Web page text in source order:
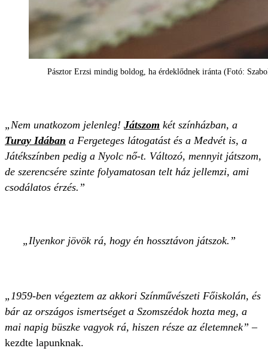
Pásztor Erzsi mindig boldog, ha érdeklődnek iránta (Fotó:
„Nem unatkozom jelenleg! Játszom két színházban, a
Turay Idában a Fergeteges látogatást és a Medvét is, a
Játékszínben pedig a Nyolc nő-t. Változó, mennyit játszom,
de szerencsére szinte folyamatosan telt ház jellemzi, ami
csodálatos érzés.”
Ilyenkor jövök rá, hogy én hossztávon játszok.
„1959-ben végeztem az akkori Színművészeti Főiskolán, és
bár az országos ismertséget a Szomszédok hozta meg, a
mai napig büszke vagyok rá, hiszen része az életemnek” –
kezdte lapunknak.